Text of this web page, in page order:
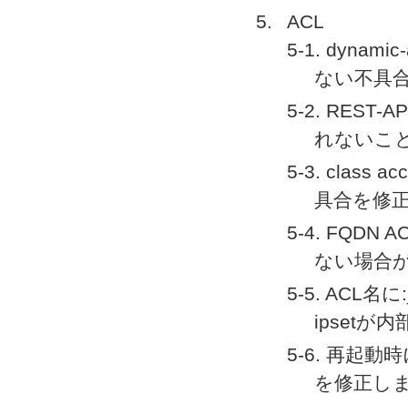
ACL
5-1.
ない不具
5-2. REST-
れないこ
5-3. class
具合を修
5-4. FQDN
ない場合
5-5. ACL名
ipsetが内
5-6. 再起動
を修正し